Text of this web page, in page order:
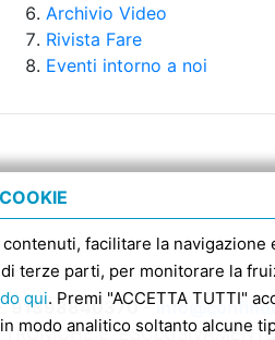
Archivio Video
Rivista Fare
Eventi intorno a noi
91398840370 -
E’
facilitare la
di terze parti, per monitorare la
qui. Premi "ACCETTA TUTTI"
modo analitico soltanto alcune